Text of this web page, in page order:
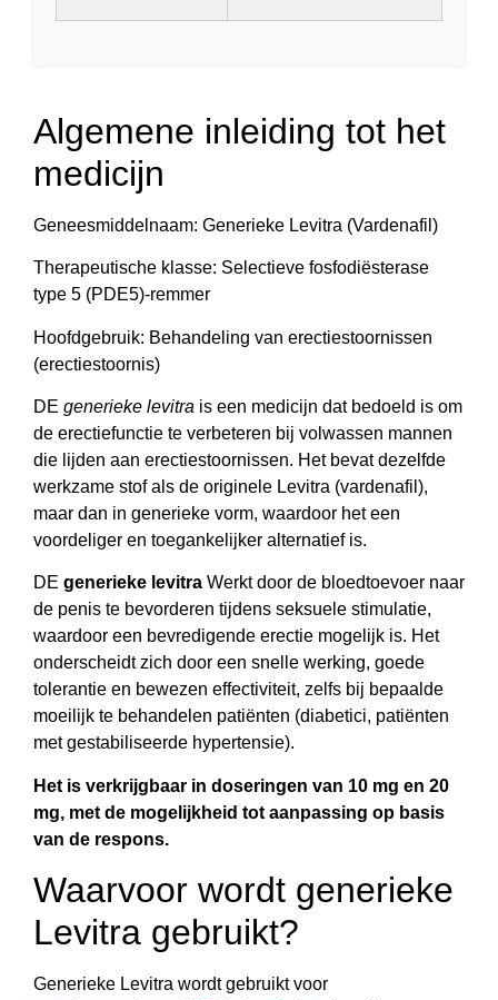
Algemene inleiding tot het
medicijn
Geneesmiddelnaam: Generieke Levitra (Vardenafil)
Therapeutische klasse: Selectieve fosfodiësterase
type 5 (PDE5)-remmer
Hoofdgebruik: Behandeling van erectiestoornissen
(erectiestoornis)
DE generieke levitra is een medicijn dat bedoeld is om
de erectiefunctie te verbeteren bij volwassen mannen
die lijden aan erectiestoornissen. Het bevat dezelfde
werkzame stof als de originele Levitra (vardenafil),
maar dan in generieke vorm, waardoor het een
voordeliger en toegankelijker alternatief is.
DE generieke levitra Werkt door de bloedtoevoer naar
de penis te bevorderen tijdens seksuele stimulatie,
waardoor een bevredigende erectie mogelijk is. Het
onderscheidt zich door een snelle werking, goede
tolerantie en bewezen effectiviteit, zelfs bij bepaalde
moeilijk te behandelen patiënten (diabetici, patiënten
met gestabiliseerde hypertensie).
Het is verkrijgbaar in doseringen van 10 mg en 20
mg, met de mogelijkheid tot aanpassing op basis
van de respons.
Waarvoor wordt generieke
Levitra gebruikt?
Generieke Levitra wordt gebruikt voor